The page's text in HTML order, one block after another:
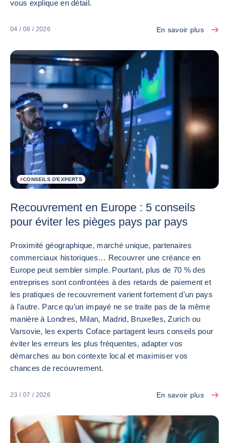
vous explique en détail.
04 / 08 / 2026 En savoir plus
#CONSEILS D'EXPERTS
Recouvrement en Europe : 5 conseils
pour éviter les pièges pays par pays
Proximité géographique, marché unique, partenaires
commerciaux historiques… Recouvrer une créance en
Europe peut sembler simple. Pourtant, plus de 70 % des
entreprises sont confrontées à des retards de paiement et
les pratiques de recouvrement varient fortement d'un pays
à l'autre. Parce qu’un impayé ne se traite pas de la même
manière à Londres, Milan, Madrid, Bruxelles, Zurich ou
Varsovie, les experts Coface partagent leurs conseils pour
éviter les erreurs les plus fréquentes, adapter vos
démarches au bon contexte local et maximiser vos
chances de recouvrement.
23 / 07 / 2026 En savoir plus